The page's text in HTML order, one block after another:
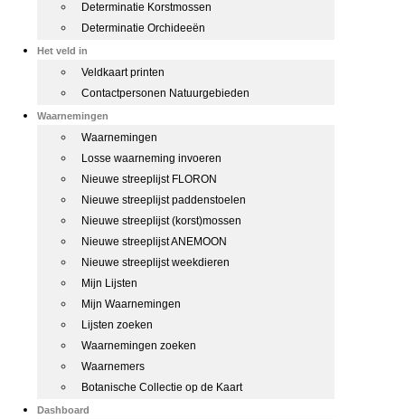
Determinatie Korstmossen
Determinatie Orchideeën
Het veld in
Veldkaart printen
Contactpersonen Natuurgebieden
Waarnemingen
Waarnemingen
Losse waarneming invoeren
Nieuwe streeplijst FLORON
Nieuwe streeplijst paddenstoelen
Nieuwe streeplijst (korst)mossen
Nieuwe streeplijst ANEMOON
Nieuwe streeplijst weekdieren
Mijn Lijsten
Mijn Waarnemingen
Lijsten zoeken
Waarnemingen zoeken
Waarnemers
Botanische Collectie op de Kaart
Dashboard